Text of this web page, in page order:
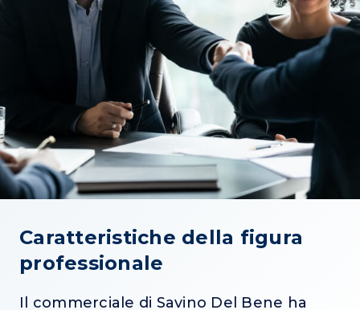
Caratteristiche della figura
professionale
Il commerciale di Savino Del Bene ha